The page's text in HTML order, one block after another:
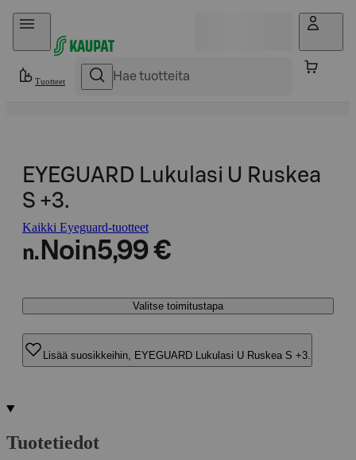
Hyppää sisältöön
Tuotteet
EYEGUARD Lukulasi U Ruskea
S +3.
Kaikki Eyeguard-tuotteet
n. Noin5,99 €
Valitse toimitustapa
Lisää suosikkeihin, EYEGUARD Lukulasi U Ruskea S +3.
Tuotetiedot